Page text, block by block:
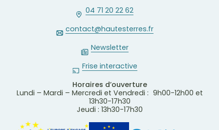
04 71 20 22 62
contact@hautesterres.fr
Newsletter
Frise interactive
Horaires d’ouverture
Lundi – Mardi – Mercredi et Vendredi : 9h00-12h00 et
13h30-17h30
Jeudi : 13h30-17h30